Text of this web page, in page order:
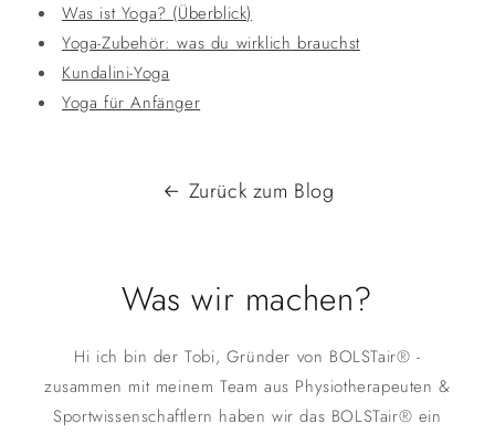
Was ist Yoga? (Überblick)
Yoga-Zubehör: was du wirklich brauchst
Kundalini-Yoga
Yoga für Anfänger
Zurück zum Blog
Was wir machen?
Hi ich bin der Tobi, Gründer von BOLSTair® -
zusammen mit meinem Team aus Physiotherapeuten &
Sportwissenschaftlern haben wir das BOLSTair® ein